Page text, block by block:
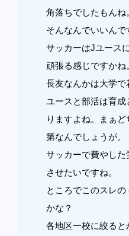
角落ちでしたもんね
そんなんでいいんで
サッカーはJユース
頑張る感じですかね
長友なんかは大学で
ユースと部活は育
りますよね。まぁ
第なんでしょうが。
サッカーで費やし
させたいですね。
ところでこのスレ
かな？
各地区一校に絞ると